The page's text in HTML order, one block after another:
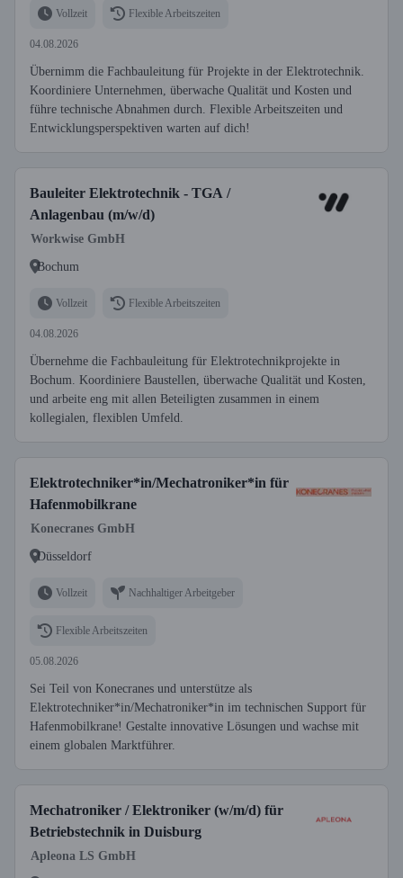
Vollzeit Flexible Arbeitszeiten
04.08.2026
Übernimm die Fachbauleitung für Projekte in der Elektrotechnik.
Koordiniere Unternehmen, überwache Qualität und Kosten und
führe technische Abnahmen durch. Flexible Arbeitszeiten und
Entwicklungsperspektiven warten auf dich!
Bauleiter Elektrotechnik - TGA /
Anlagenbau (m/w/d)
Workwise GmbH
Bochum
Vollzeit Flexible Arbeitszeiten
04.08.2026
Übernehme die Fachbauleitung für Elektrotechnikprojekte in
Bochum. Koordiniere Baustellen, überwache Qualität und Kosten,
und arbeite eng mit allen Beteiligten zusammen in einem
kollegialen, flexiblen Umfeld.
Elektrotechniker*in/Mechatroniker*in für
Hafenmobilkrane
Konecranes GmbH
Düsseldorf
Vollzeit Nachhaltiger Arbeitgeber
Flexible Arbeitszeiten
05.08.2026
Sei Teil von Konecranes und unterstütze als
Elektrotechniker*in/Mechatroniker*in im technischen Support für
Hafenmobilkrane! Gestalte innovative Lösungen und wachse mit
einem globalen Marktführer.
Mechatroniker / Elektroniker (w/m/d) für
Betriebstechnik in Duisburg
Apleona LS GmbH